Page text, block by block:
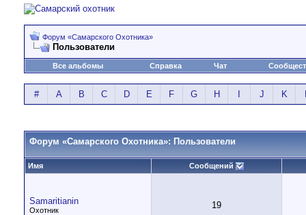
Форум «Самарского Охотника»
Пользователи
Все альбомы Справка Чат
# A B C D E F G H J K
Форум «Самарского Охотника»: Пользователи
Имя Сообщений
Samaritianin
Охотник 19